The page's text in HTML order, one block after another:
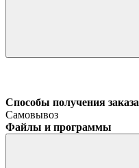
Способы получения заказа
Самовывоз
Файлы и программы